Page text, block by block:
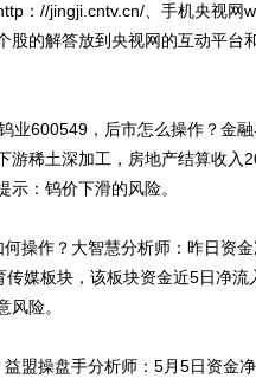
：//jingji.cntv.cn/、手机央视网
股的解答放到央视网的互动平台
600549，后市怎么操作？金
游稀土深加工，房地产结算收入
：钨价下滑的风险。
操作？大智慧分析师：昨日资
媒板块，该板块资金近5日净流
险。
盟操盘手分析师：5月5日资金